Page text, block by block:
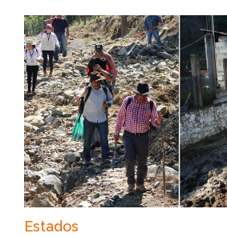
Estados